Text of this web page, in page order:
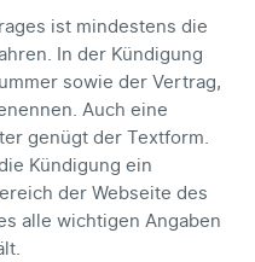
ist mindestens die
In der Kündigung
sowie der Vertrag,
Auch eine
genügt der Textform.
Kündigung ein
der Webseite des
alle wichtigen Angaben